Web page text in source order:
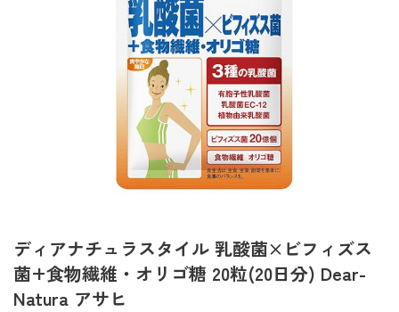
ディアナチュラスタイル 乳酸菌×ビフィズス
菌+食物繊維・オリゴ糖 20粒(20日分) Dear-
Natura アサヒ